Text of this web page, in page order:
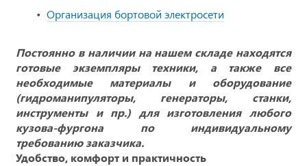
Организация бортовой электросети
Постоянно в наличии на нашем складе находятся
готовые экземпляры техники, а также все
необходимые материалы и оборудование
(гидроманипуляторы, генераторы, станки,
инструменты и пр.) для изготовления любого
кузова-фургона по индивидуальному
требованию заказчика.
Удобство, комфорт и практичность